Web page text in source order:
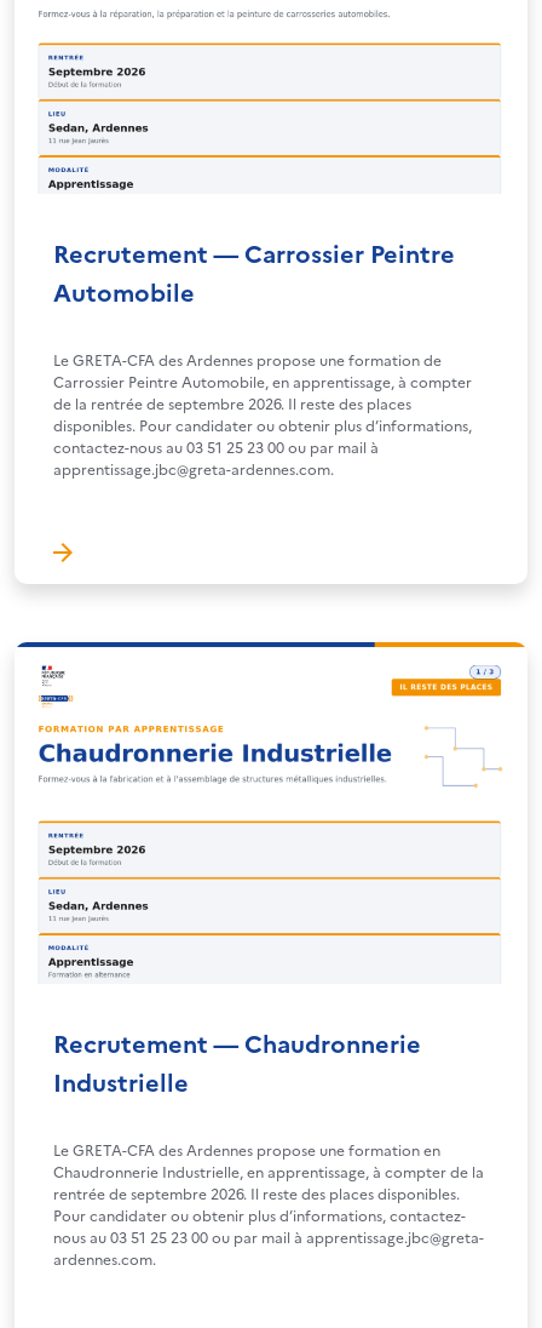
Recrutement — Carrossier Peintre
Automobile
Le GRETA-CFA des Ardennes propose une formation de
Carrossier Peintre Automobile, en apprentissage, à compter
de la rentrée de septembre 2026. Il reste des places
disponibles. Pour candidater ou obtenir plus d’informations,
contactez-nous au 03 51 25 23 00 ou par mail à
apprentissage.jbc@greta-ardennes.com.
Recrutement — Chaudronnerie
Industrielle
Le GRETA-CFA des Ardennes propose une formation en
Chaudronnerie Industrielle, en apprentissage, à compter de la
rentrée de septembre 2026. Il reste des places disponibles.
Pour candidater ou obtenir plus d’informations, contactez-
nous au 03 51 25 23 00 ou par mail à apprentissage.jbc@greta-
ardennes.com.